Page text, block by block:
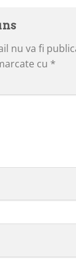
nu va fi
cu *